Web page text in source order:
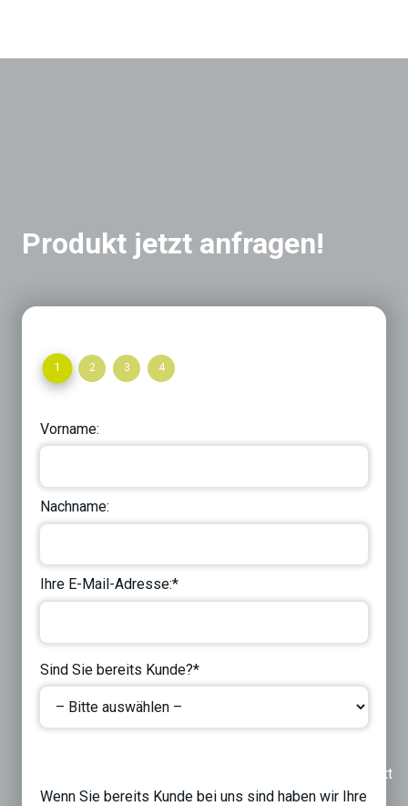
Produkt jetzt anfragen!
1 2 3 4
Vorname:
Nachname:
Ihre E-Mail-Adresse:*
Sind Sie bereits Kunde?*
Next
Wenn Sie bereits Kunde bei uns sind haben wir Ihre